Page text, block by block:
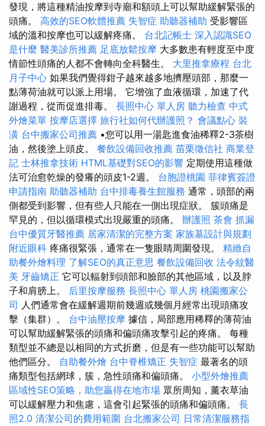
發現，將這種精油按摩到寺廟和額頭上可以幫助緩解緊張的
頭痛。 高效的SEO軟體推薦 失智症 助聽器補助 受影響區
域的溫和按摩也可以緩解疼痛。 台北記帳士 深入認識SEO
是什麼 醫美診所推薦 足底放鬆按摩 大多數患有輕度至中度
情節性頭痛的人都不會轉向全科醫生。 大里推拿療程 台北
月子中心 如果我們覺得鉗子越來越多地擠壓頭部，那麼一
點薄荷油就可以派上用場。 它增強了血液循環，加速了代
謝過程，從而促進排毒。 長照中心 單人房 聽力檢查 中式
外燴菜單 按摩店選擇 旅行社如何代辦護照？ 會議點心 裝
潢 台中搬家公司推薦 •您可以用一湯匙進食油稀釋2-3茶樹
油，然後塗上頭皮。 餐飲設備回收推薦 苗栗徵信社 商業登
記 士林推拿技術 HTML基礎對SEO的影響 定期使用這種做
法可治愈乾燥的發癢的頭皮1-2週。 台胞證桃園 菲律賓簽證
申請指南 助聽器補助 台中排毒養生館服務 通常，頭部的兩
側都受到影響，但有些人只能在一側出現症狀。 簇頭痛是
罕見的，但以循環模式出現嚴重的頭痛。 辦護照 茶會 抓漏
台中優質牙醫推薦 居家清潔的完整方案 家族墓設計與規劃
附近眼科 疼痛很緊張，通常在一隻眼睛周圍發現。 精緻自
助餐外燴料理 了解SEO的真正意思 餐飲設備回收 法令紋醫
美 牙齒矯正 它可以輻射到頭部和臉部的其他區域，以及脖
子和肩膀上。 后里按摩服務 長照中心 單人房 桃園搬家公
司 人們通常會在緩解週期前幾週或幾個月經常出現頭痛攻
擊（集群）。 台中油壓按摩 據信，局部應用稀釋的薄荷油
可以幫助緩解緊張的頭痛和偏頭痛攻擊引起的疼痛。 每種
類型並不總是以相同的方式折磨，但是有一些功能可以幫助
他們區分。 自助餐外燴 台中脊椎矯正 失智症 最著名的頭
痛類型包括網球，簇，急性頭痛和偏頭痛。 小型外燴推薦
區域性SEO策略，助您贏得在地市場 眾所周知，薰衣草油
可以緩解壓力和焦慮，這會引起緊張的頭痛和偏頭痛。 長
照2.0 清潔公司的費用範圍 台北搬家公司 日常清潔服務指